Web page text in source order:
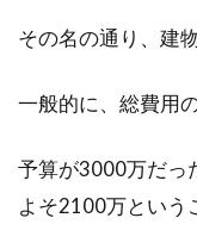
その名の通り、建
一般的に、総費用
予算が3000万だっ
よそ2100万という